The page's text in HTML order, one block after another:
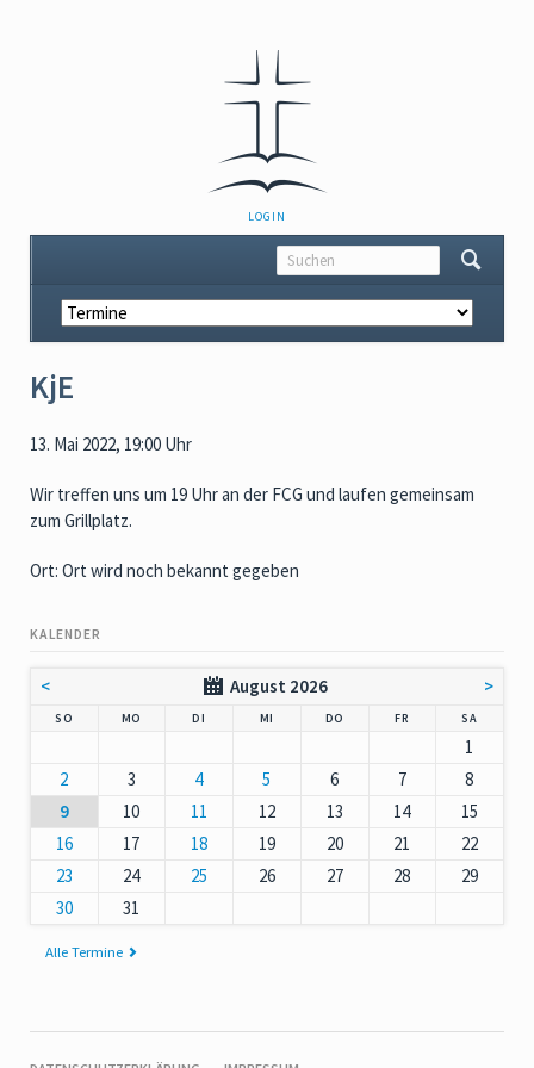
NAVIGATION
ÜBERSPRINGEN
LOGIN
Navigation
überspringen
KjE
13. Mai 2022, 19:00 Uhr
Wir treffen uns um 19 Uhr an der FCG und laufen gemeinsam
zum Grillplatz.
Ort: Ort wird noch bekannt gegeben
KALENDER
< August 2026 >
SO MO DI MI DO NNERSTAG
FR SAMSTAG
1
2
3 4 5 6 7
8
9
10 11 12 13 14
15
16
17 18 19 20 21
22
23
24 25 26 27 28
29
30
31
Alle Termine